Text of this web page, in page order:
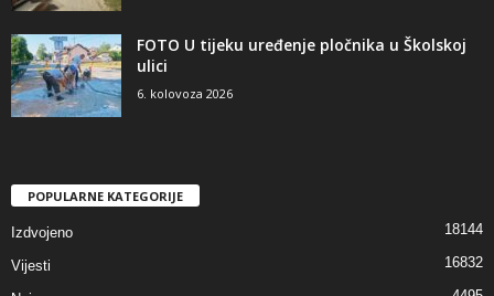
FOTO U tijeku uređenje pločnika u Školskoj
ulici
6. kolovoza 2026
POPULARNE KATEGORIJE
Izdvojeno 18144
Vijesti 16832